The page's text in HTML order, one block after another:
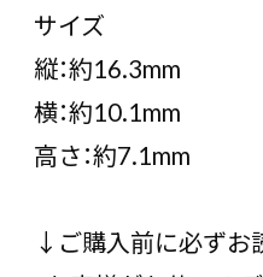
サイズ
縦：約16.3mm
横：約10.1mm
高さ：約7.1mm
↓ご購入前に必ずお